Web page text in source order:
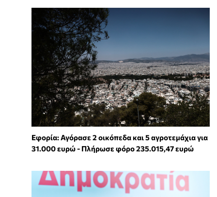
Εφορία: Αγόρασε 2 οικόπεδα και 5 αγροτεμάχια για
31.000 ευρώ - Πλήρωσε φόρο 235.015,47 ευρώ